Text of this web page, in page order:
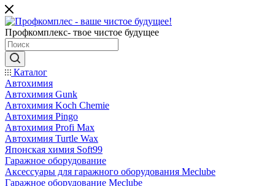
Профкомплекс- твое чистое будущее
Каталог
Автохимия
Автохимия Gunk
Автохимия Koch Chemie
Автохимия Pingo
Автохимия Profi Max
Автохимия Turtle Wax
Японская химия Soft99
Гаражное оборудование
Аксессуары для гаражного оборудования Meclube
Гаражное оборудование Meclube